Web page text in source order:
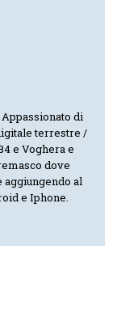
di
terrestre /
e Voghera e
dove
aggiungendo al
e Iphone.